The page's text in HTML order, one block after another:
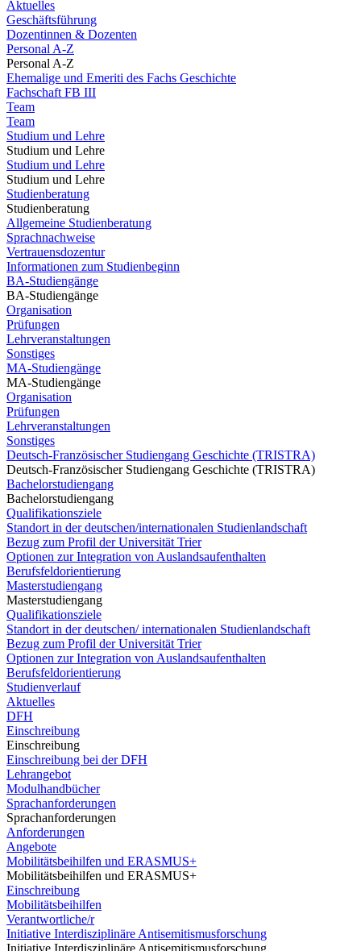
Aktuelles
Geschäftsführung
Dozentinnen & Dozenten
Personal A-Z
Personal A-Z
Ehemalige und Emeriti des Fachs Geschichte
Fachschaft FB III
Team
Team
Studium und Lehre
Studium und Lehre
Studium und Lehre
Studium und Lehre
Studienberatung
Studienberatung
Allgemeine Studienberatung
Sprachnachweise
Vertrauensdozentur
Informationen zum Studienbeginn
BA-Studiengänge
BA-Studiengänge
Organisation
Prüfungen
Lehrveranstaltungen
Sonstiges
MA-Studiengänge
MA-Studiengänge
Organisation
Prüfungen
Lehrveranstaltungen
Sonstiges
Deutsch-Französischer Studiengang Geschichte (TRISTRA)
Deutsch-Französischer Studiengang Geschichte (TRISTRA)
Bachelorstudiengang
Bachelorstudiengang
Qualifikationsziele
Standort in der deutschen/internationalen Studienlandschaft
Bezug zum Profil der Universität Trier
Optionen zur Integration von Auslandsaufenthalten
Berufsfeldorientierung
Masterstudiengang
Masterstudiengang
Qualifikationsziele
Standort in der deutschen/ internationalen Studienlandschaft
Bezug zum Profil der Universität Trier
Optionen zur Integration von Auslandsaufenthalten
Berufsfeldorientierung
Studienverlauf
Aktuelles
DFH
Einschreibung
Einschreibung
Einschreibung bei der DFH
Lehrangebot
Modulhandbücher
Sprachanforderungen
Sprachanforderungen
Anforderungen
Angebote
Mobilitätsbeihilfen und ERASMUS+
Mobilitätsbeihilfen und ERASMUS+
Einschreibung
Mobilitätsbeihilfen
Verantwortliche/r
Initiative Interdisziplinäre Antisemitismusforschung
Initiative Interdisziplinäre Antisemitismusforschung